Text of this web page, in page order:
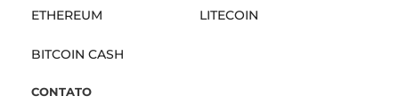
ETHEREUM LITECOIN
BITCOIN CASH
CONTATO